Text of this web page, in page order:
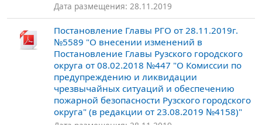
Дата размещения: 28.11.2019
Постановление Главы РГО от 28.11.2019г.
№5589 "О внесении изменений в
Постановление Главы Рузского городского
округа от 08.02.2018 №447 "О Комиссии по
предупреждению и ликвидации
чрезвычайных ситуаций и обеспечению
пожарной безопасности Рузского городского
округа" (в редакции от 23.08.2019 №4158)"